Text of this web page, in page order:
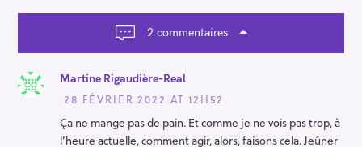
a
n
2 commentaires
Martine Rigaudière-Real
28 FÉVRIER 2022 AT 12H52
Ça ne mange pas de pain. Et comme je ne vois pas trop, à
l’heure actuelle, comment agir, alors, faisons cela. Jeûner